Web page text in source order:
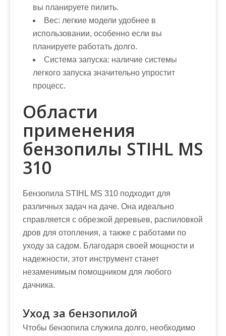
вы планируете пилить.
Вес: легкие модели удобнее в
использовании, особенно если вы
планируете работать долго.
Система запуска: наличие системы
легкого запуска значительно упростит
процесс.
Области
применения
бензопилы STIHL MS
310
Бензопила STIHL MS 310 подходит для
различных задач на даче. Она идеально
справляется с обрезкой деревьев, распиловкой
дров для отопления, а также с работами по
уходу за садом. Благодаря своей мощности и
надежности, этот инструмент станет
незаменимым помощником для любого
дачника.
Уход за бензопилой
Чтобы бензопила служила долго, необходимо